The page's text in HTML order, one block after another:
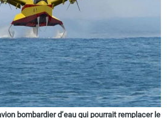
bombardier d’eau qui pourrait remplacer le